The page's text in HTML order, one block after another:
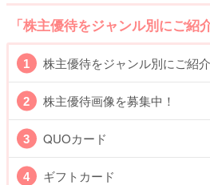
「株主優待をジャンル別にご紹
株主優待をジャンル別にご紹
株主優待画像を募集中！
QUOカード
ギフトカード